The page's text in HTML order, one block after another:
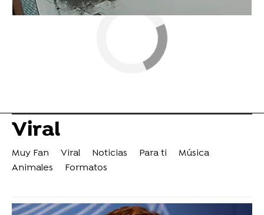
Viral
Muy Fan Viral Noticias Para ti
Música
Animales
Formatos